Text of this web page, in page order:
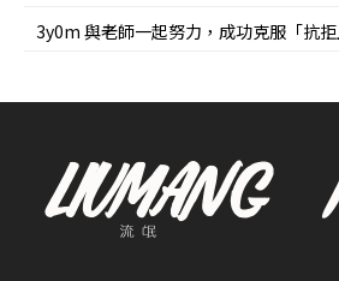
3y0m 與老師一起努力，成功克服「抗拒